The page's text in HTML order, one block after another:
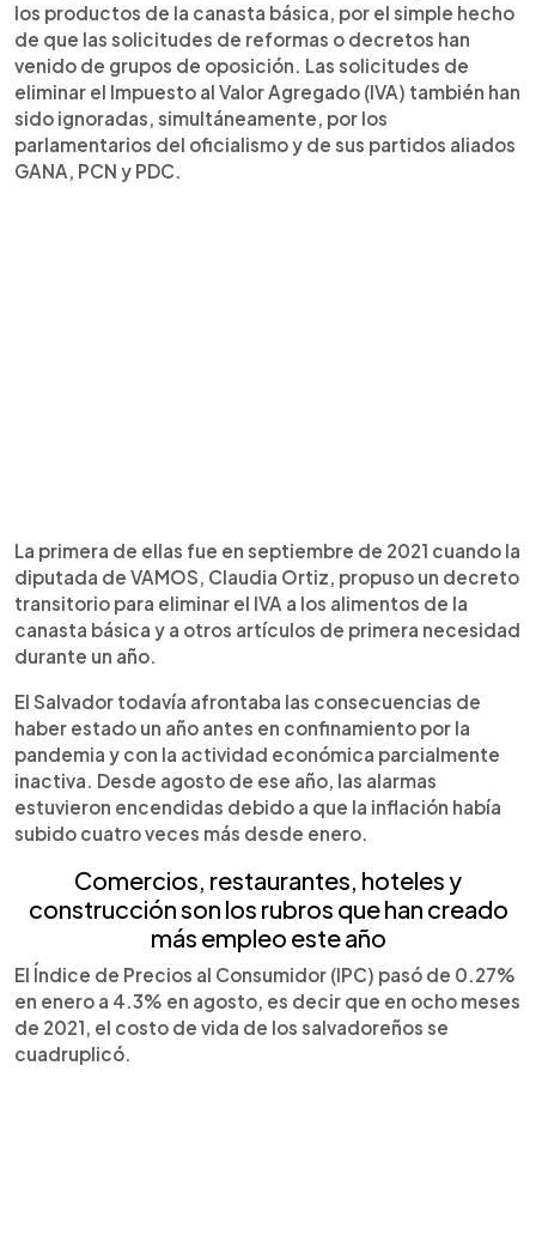
los productos de la canasta básica, por el simple hecho
de que las solicitudes de reformas o decretos han
venido de grupos de oposición. Las solicitudes de
eliminar el Impuesto al Valor Agregado (IVA) también han
sido ignoradas, simultáneamente, por los
parlamentarios del oficialismo y de sus partidos aliados
GANA, PCN y PDC.
La primera de ellas fue en septiembre de 2021 cuando la
diputada de VAMOS, Claudia Ortiz, propuso un decreto
transitorio para eliminar el IVA a los alimentos de la
canasta básica y a otros artículos de primera necesidad
durante un año.
El Salvador todavía afrontaba las consecuencias de
haber estado un año antes en confinamiento por la
pandemia y con la actividad económica parcialmente
inactiva. Desde agosto de ese año, las alarmas
estuvieron encendidas debido a que la inflación había
subido cuatro veces más desde enero.
Comercios, restaurantes, hoteles y
construcción son los rubros que han creado
más empleo este año
El Índice de Precios al Consumidor (IPC) pasó de 0.27%
en enero a 4.3% en agosto, es decir que en ocho meses
de 2021, el costo de vida de los salvadoreños se
cuadruplicó.